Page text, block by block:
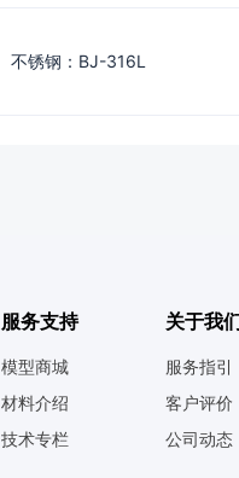
不锈钢：BJ-316L
服务支持
模型商城
材料介绍
技术专栏
关于我
服务指引
客户评价
公司动态